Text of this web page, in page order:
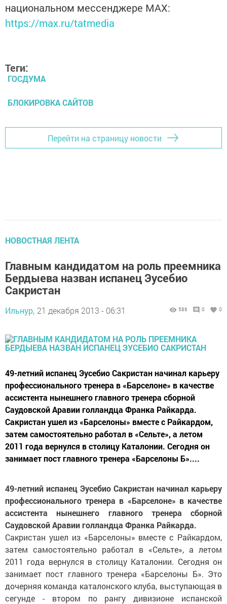
национальном мессенджере MАХ:
https://max.ru/tatmedia
Теги:
ГОСДУМА
БЛОКИРОВКА САЙТОВ
Перейти на страницу новости
НОВОСТНАЯ ЛЕНТА
Главным кандидатом на роль преемника
Бердыева назван испанец Эусебио
Сакристан
Ильнур, 21 декабря 2013 - 06:31 586 0 0
49-летний испанец Эусебио Сакристан начинал карьеру
профессионального тренера в «Барселоне» в качестве
ассистента нынешнего главного тренера сборной
Саудовской Аравии голландца Франка Райкарда.
Сакристан ушел из «Барселоны» вместе с Райкардом,
затем самостоятельно работал в «Сельте», а летом
2011 года вернулся в столицу Каталонии. Сегодня он
занимает пост главного тренера «Барселоны Б»....
49-летний испанец Эусебио Сакристан начинал карьеру
профессионального тренера в «Барселоне» в качестве
ассистента нынешнего главного тренера сборной
Саудовской Аравии голландца Франка Райкарда.
Сакристан ушел из «Барселоны» вместе с Райкардом,
затем самостоятельно работал в «Сельте», а летом
2011 года вернулся в столицу Каталонии. Сегодня он
занимает пост главного тренера «Барселоны Б». Это
дочерняя команда каталонского клуба, выступающая в
сегунде - втором по рангу дивизионе испанской